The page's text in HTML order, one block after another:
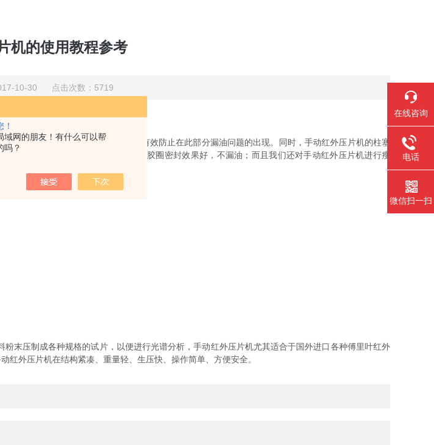
域网的朋友！有什么可以帮
吗？
机的使用教程参考
10-30 点击次数：5719
少漏油点的存在，手动红外压片机有效防止在此部分漏油问题的出现。同时，手动红外压片机的柱塞
采用镀铬油缸，表面光滑不生锈，胶圈密封效果好，不漏油；而且我们还对手动红外压片机进行瘦
压制成各种规格的试片，以便进行光谱分析，手动红外压片机尤其适合于国外进口各种傅里叶红外
红外压片机在结构紧凑、重量轻、生压快、操作简单、方便安全。
在线咨询
电话
微信扫一扫